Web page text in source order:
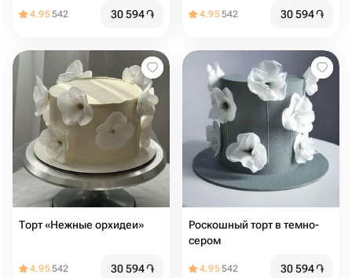
4.95542 30 594֏ 4.95542 30 594֏
Торт «Нежные орхидеи»
4.95542 30 594֏
Роскошный торт в темно-
сером
4.95542 30 594֏